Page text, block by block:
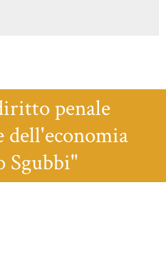
penale
dell'economia
Sgubbi"